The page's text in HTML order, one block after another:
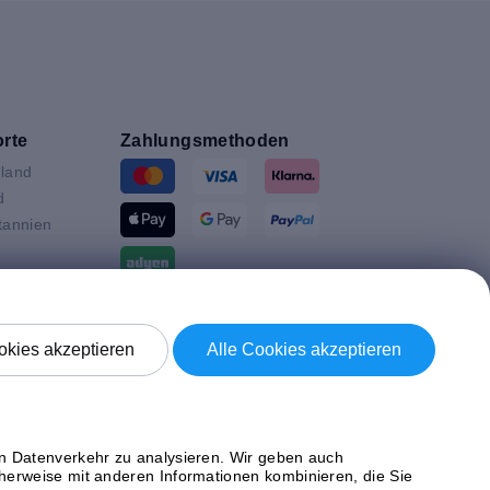
Zahlungsmethoden
Versand mit
akzeptieren
Alle Cookies akzeptieren
Datenverkehr zu analysieren. Wir geben auch
mit anderen Informationen kombinieren, die Sie